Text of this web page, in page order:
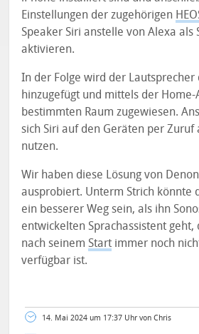
Einstellungen der zugehörigen
Speaker Siri anstelle von Alexa als
aktivieren.
In der Folge wird der Lautsprecher
hinzugefügt und mittels der Home-
bestimmten Raum zugewiesen.
sich Siri auf den Geräten per Zuruf
nutzen.
Wir haben diese Lösung von
ausprobiert. Unterm Strich könnte
ein besserer Weg sein, als ihn
entwickelten Sprachassistent geht,
nach seinem Start immer noch
verfügbar ist.
14. Mai 2024 um 17:37 Uhr von Chris